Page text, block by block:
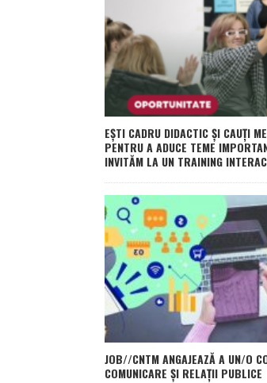
EȘTI CADRU DIDACTIC ȘI CAUȚI
PENTRU A ADUCE TEME
INVITĂM LA UN TRAINING
JOB//CNTM ANGAJEAZĂ A UN/O
COMUNICARE ȘI RELAȚII PUBLICE